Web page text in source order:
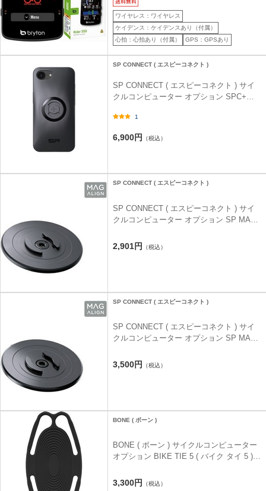
ワイヤレス：ワイヤレス
ケイデンス：ケイデンスあり（付属）
心拍：心拍あり（付属）
GPS：GPSあり
SP CONNECT ( エスピーコネクト )
SP CONNECT ( エスピーコネクト ) サイ
クルコンピューター オプション SPC+
iPHONE 16E
1
6,900円 （税込）
SP CONNECT ( エスピーコネクト )
SP CONNECT ( エスピーコネクト ) サイ
クルコンピューター オプション SP MAG-
アラインヘッドC )
2,901円 （税込）
SP CONNECT ( エスピーコネクト )
SP CONNECT ( エスピーコネクト ) サイ
クルコンピューター オプション SP MAG-
アラインヘッドA )
3,500円 （税込）
BONE ( ボーン )
BONE ( ボーン ) サイクルコンピューター
オプション BIKE TIE 5 ( バイク タイ 5 )
3,300円 （税込）